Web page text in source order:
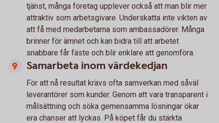
tjänst, många företag upplever också att man blir mer
attraktiv som arbetsgivare. Underskatta inte vikten av
att få med medarbetarna som ambassadörer. Många
brinner för ämnet och kan bidra till att arbetet
snabbare får fäste och blir enklare att genomföra.
Samarbeta inom värdekedjan
För att nå resultat krävs ofta samverkan med såväl
leverantörer som kunder. Genom att vara transparent i
målsättning och söka gemensamma lösningar ökar
era chanser att lyckas. På köpet får du stärkta